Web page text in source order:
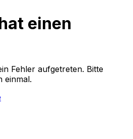
einen
Fehler aufgetreten. Bitte
einmal.